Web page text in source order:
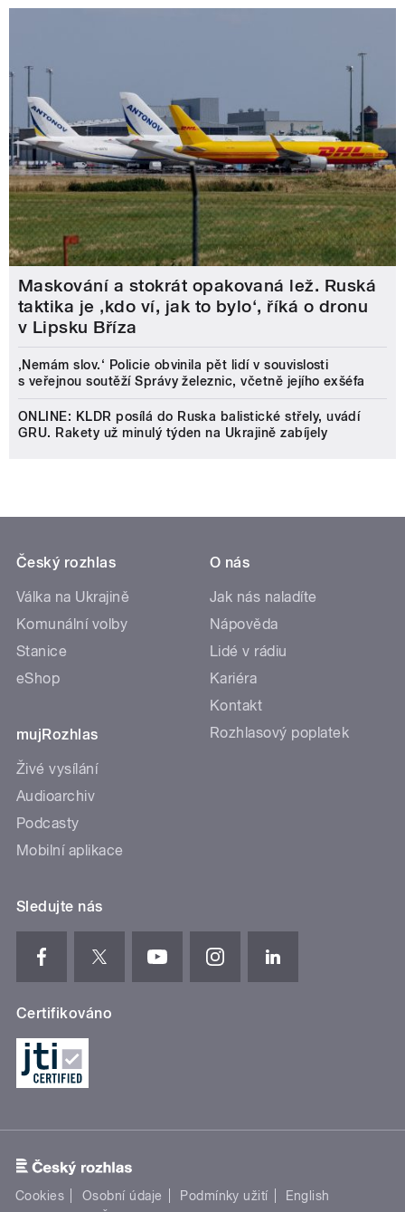
Maskování a stokrát opakovaná lež. Ruská
taktika je ‚kdo ví, jak to bylo‘, říká o dronu
v Lipsku Bříza
‚Nemám slov.‘ Policie obvinila pět lidí v souvislosti
s veřejnou soutěží Správy železnic, včetně jejího exšéfa
ONLINE: KLDR posílá do Ruska balistické střely, uvádí
GRU. Rakety už minulý týden na Ukrajině zabíjely
Český rozhlas
Válka na Ukrajině
Komunální volby
Stanice
eShop
mujRozhlas
Živé vysílání
Audioarchiv
Podcasty
Mobilní aplikace
O nás
Jak nás naladíte
Nápověda
Lidé v rádiu
Kariéra
Kontakt
Rozhlasový poplatek
Sledujte nás
Certifikováno
Cookies Osobní údaje Podmínky užití
English